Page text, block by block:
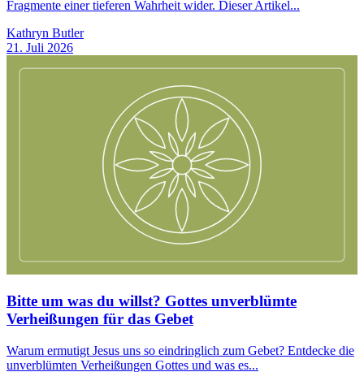
Fragmente einer tieferen Wahrheit wider. Dieser Artikel...
Kathryn Butler
21. Juli 2026
Bitte um was du willst? Gottes unverblümte
Verheißungen für das Gebet
Warum ermutigt Jesus uns so eindringlich zum Gebet? Entdecke die
unverblümten Verheißungen Gottes und was es...